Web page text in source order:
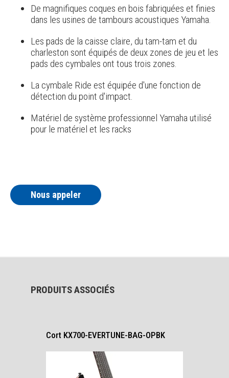
De magnifiques coques en bois fabriquées et finies
dans les usines de tambours acoustiques Yamaha.
Les pads de la caisse claire, du tam-tam et du
charleston sont équipés de deux zones de jeu et les
pads des cymbales ont tous trois zones.
La cymbale Ride est équipée d'une fonction de
détection du point d'impact.
Matériel de système professionnel Yamaha utilisé
pour le matériel et les racks
Nous appeler
PRODUITS ASSOCIÉS
Cort KX700-EVERTUNE-BAG-OPBK